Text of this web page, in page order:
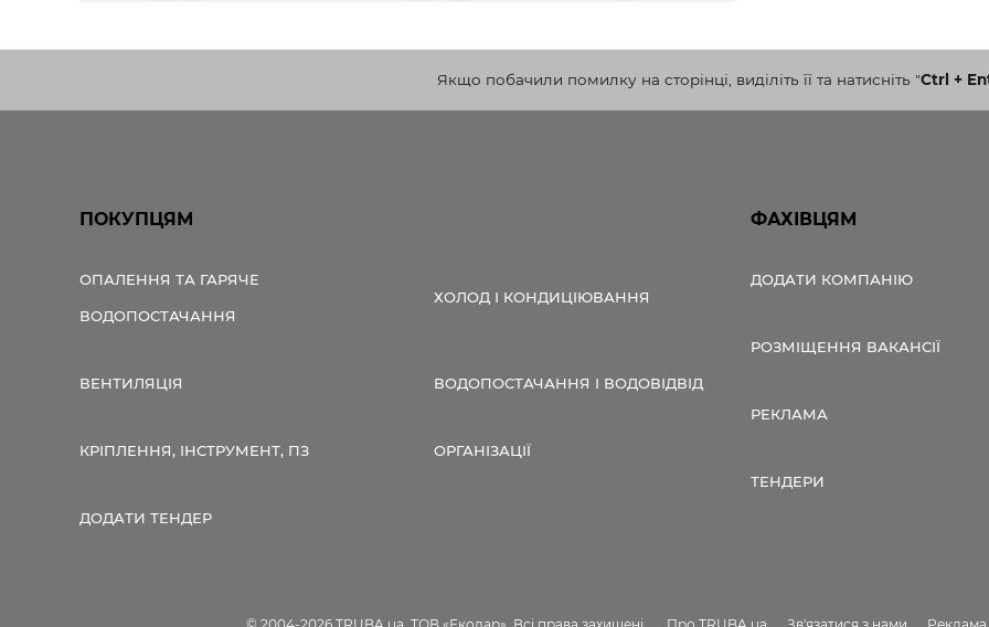
Якщо побачили помилку на сторінці, виділіть її та натисніть "Ctrl +
ПОКУПЦЯМ
ОПАЛЕННЯ ТА ГАРЯЧЕ
ВОДОПОСТАЧАННЯ
ХОЛОД І КОНДИЦІЮВАННЯ
ВЕНТИЛЯЦІЯ ВОДОПОСТАЧАННЯ І ВОДОВІДВІД
КРІПЛЕННЯ, ІНСТРУМЕНТ, ПЗ ОРГАНІЗАЦІЇ
ДОДАТИ ТЕНДЕР
ФАХІВЦЯМ
ДОДАТИ КОМПАНІЮ
РОЗМІЩЕННЯ ВАКАНСІЇ
РЕКЛАМА
ТЕНДЕРИ
© 2004-2026 TRUBA.ua, ТОВ «Екодар». Всі права захищені. Про TRUBA.ua Зв'язатися з нами Реклама